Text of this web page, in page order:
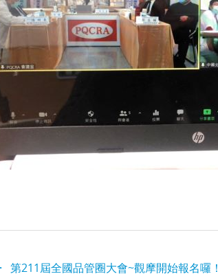
第211屆全國品管圈大會~觀摩開始報名囉！